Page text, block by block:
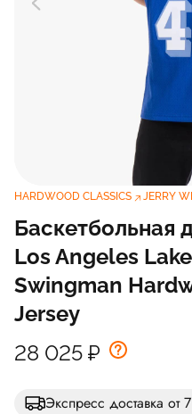
HARDWOOD CLASSICS JERRY
Баскетбольная
Los Angeles
Swingman
Jersey
28 025 ₽
Экспресс доставка от